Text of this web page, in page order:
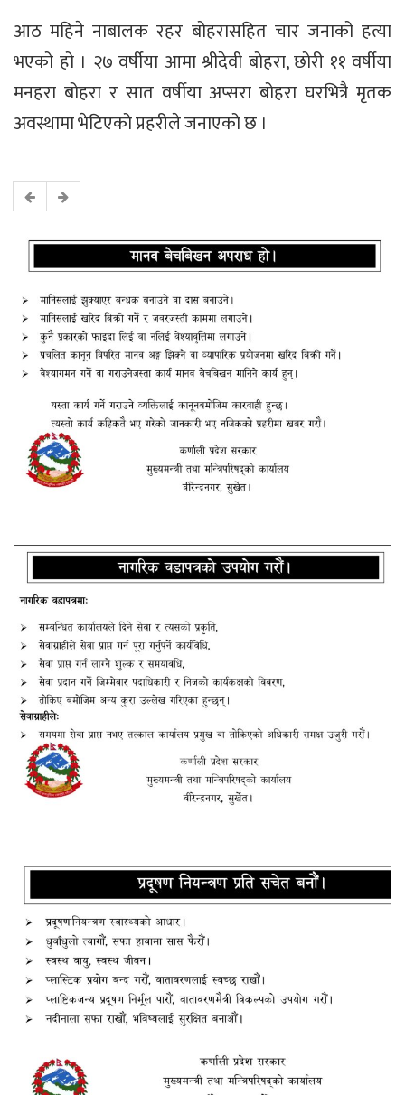
आठ महिने नाबालक रहर बोहरासहित चार जनाको हत्या
भएको हो । २७ वर्षीया आमा श्रीदेवी बोहरा, छोरी ११ वर्षीया
मनहरा बोहरा र सात वर्षीया अप्सरा बोहरा घरभित्रै मृतक
अवस्थामा भेटिएको प्रहरीले जनाएको छ ।